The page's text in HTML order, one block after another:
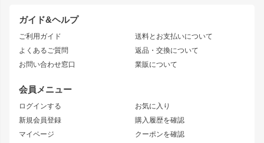
ガイド&ヘルプ
ご利用ガイド
よくあるご質問
お問い合わせ窓口
送料とお支払いについて
返品・交換について
業販について
会員メニュー
ログインする
新規会員登録
マイページ
お気に入り
購入履歴を確認
クーポンを確認
JZX90 CHASER
JZX110 MARK II
JZX100 MARK II
JZX90 MARK II
トレノ
マークX
アリスト
ソアラ
アルテッツァ
ニッサン
エアロシリーズ
ドリフトライン
風神
雷神
レーシングライン
アタックライン
ストリームライン